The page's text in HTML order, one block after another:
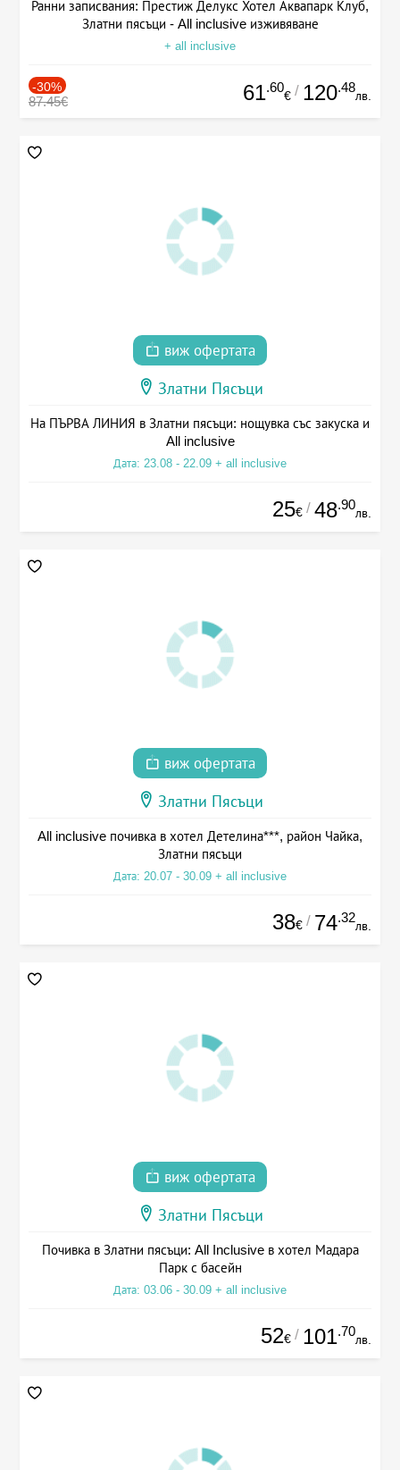
Ранни записвания: Престиж Делукс Хотел Аквапарк Клуб,
Златни пясъци - All inclusive изживяване
+ all inclusive
-30%
87.45€ 61.60
€ / 120.48
лв.
виж офертата
Златни Пясъци
На ПЪРВА ЛИНИЯ в Златни пясъци: нощувка със закуска и
All inclusive
Дата: 23.08 - 22.09 + all inclusive
25€ / 48.90
лв.
виж офертата
Златни Пясъци
All inclusive почивка в хотел Детелина***, район Чайка,
Златни пясъци
Дата: 20.07 - 30.09 + all inclusive
38€ / 74.32
лв.
виж офертата
Златни Пясъци
Почивка в Златни пясъци: All Inclusive в хотел Мадара
Парк с басейн
Дата: 03.06 - 30.09 + all inclusive
52€ / 101.70
лв.